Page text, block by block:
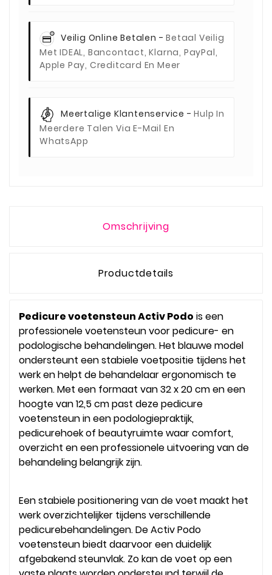
Veilig Online Betalen -Betaal Veilig
Met IDEAL, Bancontact, Klarna, PayPal,
Apple Pay, Creditcard En Meer
Meertalige Klantenservice -Hulp In
Meerdere Talen Via E-Mail En
WhatsApp
Omschrijving
Productdetails
Pedicure voetensteun Activ Podo is een
professionele voetensteun voor pedicure- en
podologische behandelingen. Het blauwe model
ondersteunt een stabiele voetpositie tijdens het
werk en helpt de behandelaar ergonomisch te
werken. Met een formaat van 32 x 20 cm en een
hoogte van 12,5 cm past deze pedicure
voetensteun in een podologiepraktijk,
pedicurehoek of beautyruimte waar comfort,
overzicht en een professionele uitvoering van de
behandeling belangrijk zijn.
Een stabiele positionering van de voet maakt het
werk overzichtelijker tijdens verschillende
pedicurebehandelingen. De Activ Podo
voetensteun biedt daarvoor een duidelijk
afgebakend steunvlak. Zo kan de voet op een